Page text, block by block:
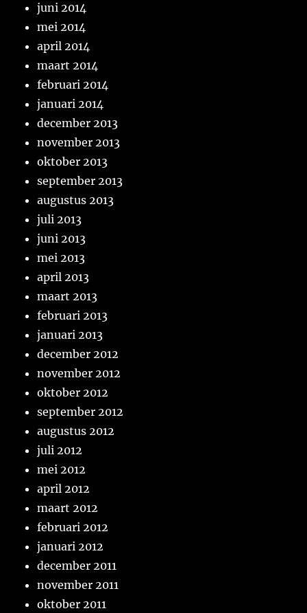
juni 2014
mei 2014
april 2014
maart 2014
februari 2014
januari 2014
december 2013
november 2013
oktober 2013
september 2013
augustus 2013
juli 2013
juni 2013
mei 2013
april 2013
maart 2013
februari 2013
januari 2013
december 2012
november 2012
oktober 2012
september 2012
augustus 2012
juli 2012
mei 2012
april 2012
maart 2012
februari 2012
januari 2012
december 2011
november 2011
oktober 2011